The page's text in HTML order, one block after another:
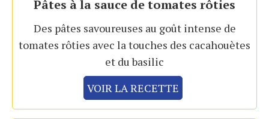
Pâtes à la sauce de tomates rôties
Des pâtes savoureuses au goût intense de
tomates rôties avec la touches des cacahouètes
et du basilic
VOIR LA RECETTE